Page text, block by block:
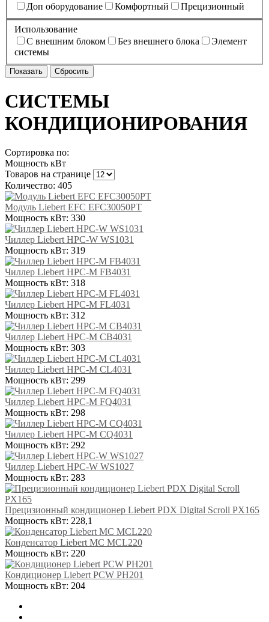
Доп оборудование
Комфортный Прецизионный
Использование
С внешним блоком
Без внешнего блока
Элемент
системы
СИСТЕМЫ
КОНДИЦИОНИРОВАНИЯ
Сортировка по:
Мощность кВт
Товаров на странице
Количество: 405
Модуль Liebert EFC EFC30050PT
Мощность кВт: 330
Чиллер Liebert HPC-W WS1031
Мощность кВт: 319
Чиллер Liebert HPC-M FB4031
Мощность кВт: 318
Чиллер Liebert HPC-M FL4031
Мощность кВт: 312
Чиллер Liebert HPC-M CB4031
Мощность кВт: 303
Чиллер Liebert HPC-M CL4031
Мощность кВт: 299
Чиллер Liebert HPC-M FQ4031
Мощность кВт: 298
Чиллер Liebert HPC-M CQ4031
Мощность кВт: 292
Чиллер Liebert HPC-W WS1027
Мощность кВт: 283
Прецизионный кондиционер Liebert PDX Digital Scroll PX165
Мощность кВт: 228,1
Конденсатор Liebert MC MCL220
Мощность кВт: 220
Кондиционер Liebert PCW PH201
Мощность кВт: 204